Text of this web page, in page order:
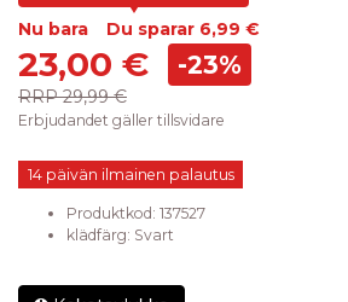
Nu bara Du sparar 6,99 €
23,00 €
RRP 29,99 €
-23%
Erbjudandet gäller tillsvidare
14 päivän ilmainen palautus
Produktkod: 137527
klädfärg: Svart